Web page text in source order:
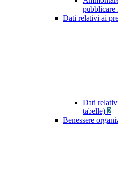
pubblicare
Dati relativi ai
Dati
tabelle) 2
Benessere